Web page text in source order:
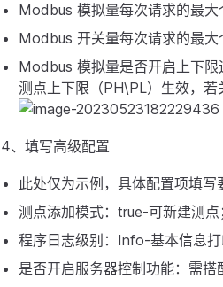
Modbus 模拟量每次请求的最大
Modbus 开关量每次请求的最大
Modbus 模拟量是否开启上下
测点上下限（PH\PL）生效，若
4、填写高级配置
此处仅为示例，具体配置项填
测点添加模式：true-可新建测
程序日志级别：Info-基本信息
是否开启服务器控制功能：需搭